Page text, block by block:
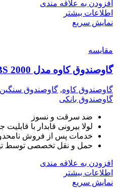
افزودن به علاقه مندی
اطلاعات بیشتر
نمایش سریع
مقايسه
گاوصندوق کاوه مدل 2000 BS
گاوصندوق کاوه, گاوصندوق سنگین
گاوصندوق بانکی
ضد سرقت و نسوز
لولا بیرونی قابدار با
خدمات پس از فروش
حمل و نقل تخصصی توسط
افزودن به علاقه مندی
اطلاعات بیشتر
نمایش سریع